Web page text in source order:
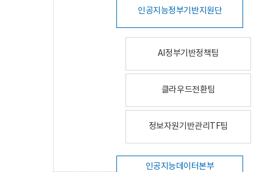
인공지능정부기반지원단
AI정부기반정책팀
클라우드전환팀
정보자원기반관리TF팀
인공지능데이터본부